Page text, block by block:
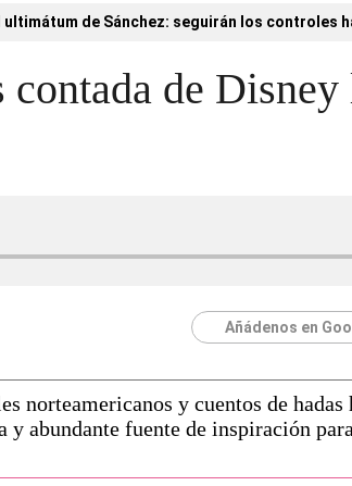
ultimátum de Sánchez: seguirán los controles
de
Añádenos en
norteamericanos y cuentos de hadas
y abundante fuente de inspiración